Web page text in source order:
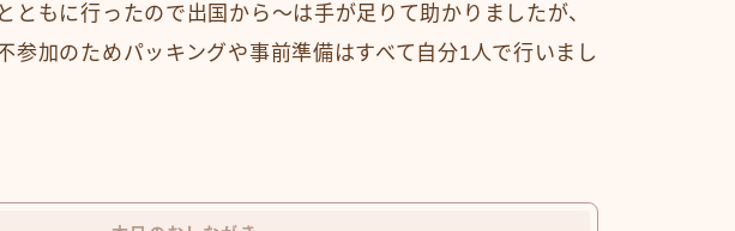
ともに行ったので出国から〜は手が足りて助かりましたが、
参加のためパッキングや事前準備はすべて自分1人で行いまし